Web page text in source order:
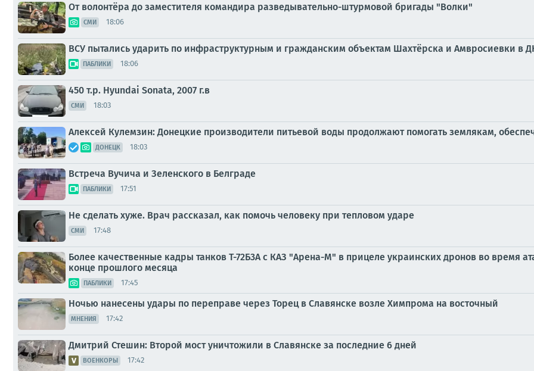
От волонтёра до заместителя командира разведывательно-штурмовой бригады "Волки"
СМИ 18:06
ВСУ пытались ударить по инфраструктурным и гражданским объектам Шахтёрска и Амвросиевки в
ПАБЛИКИ 18:06
450 т.p. Hyundai Sonata, 2007 г.в
СМИ 18:03
Алексей Кулемзин: Донецкие производители питьевой воды продолжают помогать землякам,
ДОНЕЦК 18:03
Встреча Вучича и Зеленского в Белграде
ПАБЛИКИ 17:51
Не сделать хуже. Врач рассказал, как помочь человеку при тепловом ударе
СМИ 17:48
Более качественные кадры танков Т-72Б3А с КАЗ "Арена-М" в прицеле украинских дронов во время
конце прошлого месяца
ПАБЛИКИ 17:45
Ночью нанесены удары по переправе через Торец в Славянске возле Химпрома на восточный
МНЕНИЯ 17:42
Дмитрий Стешин: Второй мост уничтожили в Славянске за последние 6 дней
ВОЕНКОРЫ 17:42